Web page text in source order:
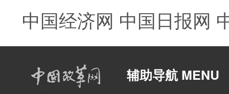
中国经济网 中国日报网
辅助导航 MENU